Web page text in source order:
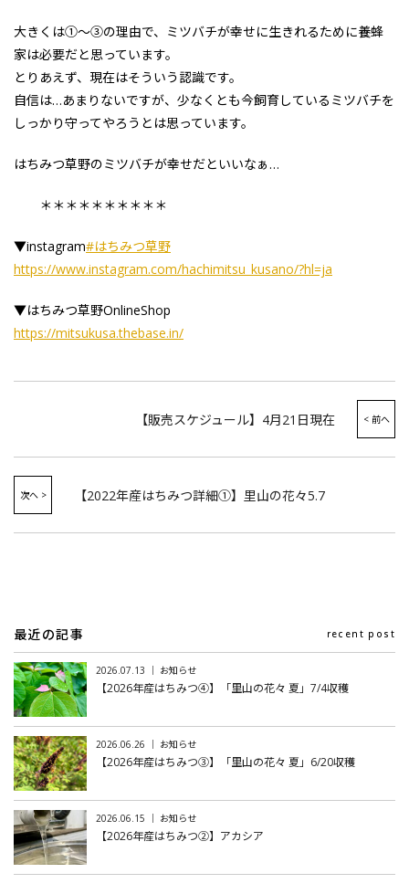
大きくは①〜③の理由で、ミツバチが幸せに生きれるために養蜂
家は必要だと思っています。
とりあえず、現在はそういう認識です。
自信は…あまりないですが、少なくとも今飼育しているミツバチを
しっかり守ってやろうとは思っています。
はちみつ草野のミツバチが幸せだといいなぁ…
＊＊＊＊＊＊＊＊＊＊
▼instagram#はちみつ草野
https://www.instagram.com/hachimitsu_kusano/?hl=ja
▼はちみつ草野OnlineShop
https://mitsukusa.thebase.in/
【販売スケジュール】4月21日現在
【2022年産はちみつ詳細①】里山の花々5.7
最近の記事 recent post
2026.07.13 ｜ お知らせ
【2026年産はちみつ④】「里山の花々 夏」7/4収穫
2026.06.26 ｜ お知らせ
【2026年産はちみつ③】「里山の花々 夏」6/20収穫
2026.06.15 ｜ お知らせ
【2026年産はちみつ②】アカシア